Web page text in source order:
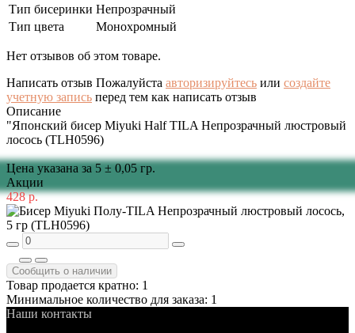
Тип бисеринки Непрозрачный
Тип цвета
Монохромный
Нет отзывов об этом товаре.
Написать отзыв Пожалуйста авторизируйтесь или создайте
учетную запись перед тем как написать отзыв
Описание
"Японский бисер Miyuki Half TILA Непрозрачный люстровый
лосось (TLH0596)
Цена указана за 5 ± 0,05 гр.
Акции
428 р.
Сообщить о наличии
Товар продается кратно: 1
Минимальное количество для заказа: 1
Наши контакты